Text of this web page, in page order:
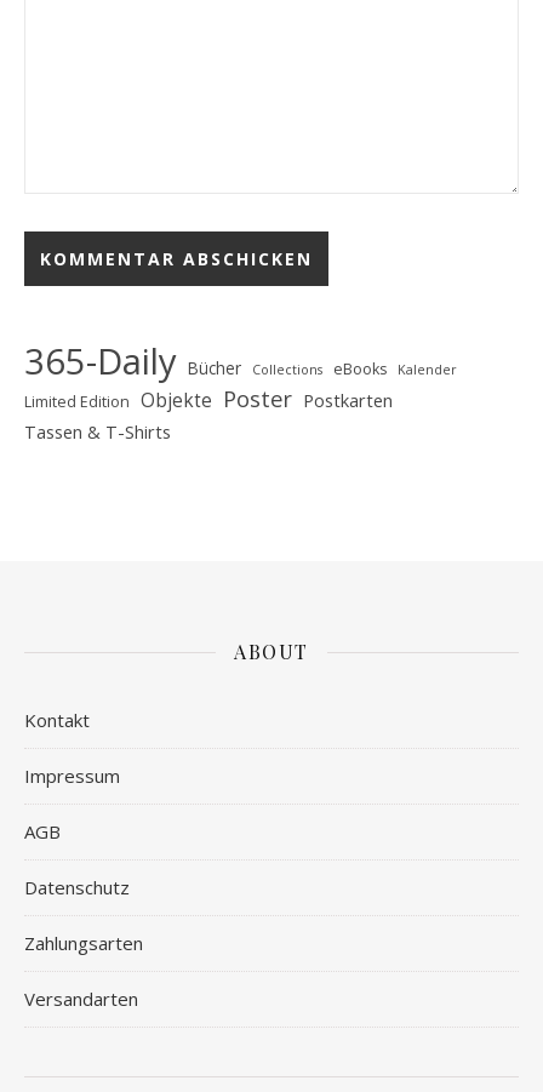
365-Daily Bücher Collections eBooks Kalender
Limited Edition Objekte Poster Postkarten
Tassen & T-Shirts
ABOUT
Kontakt
Impressum
AGB
Datenschutz
Zahlungsarten
Versandarten